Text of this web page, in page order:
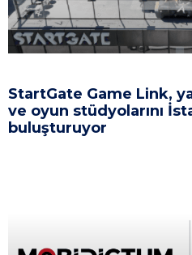
StartGate Game Link,
ve oyun stüdyolarını
buluşturuyor